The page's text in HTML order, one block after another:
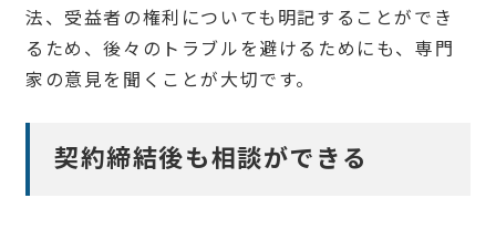
法、受益者の権利についても明記することができ
るため、後々のトラブルを避けるためにも、専門
家の意見を聞くことが大切です。
契約締結後も相談ができる